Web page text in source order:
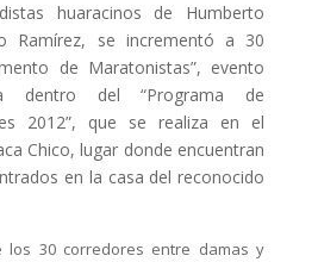
huaracinos de Humberto
Ramírez, se incrementó a 30
de Maratonistas”, evento
dentro del “Programa de
2012”, que se realiza en el
Chico, lugar donde encuentran
en la casa del reconocido
los 30 corredores entre damas y